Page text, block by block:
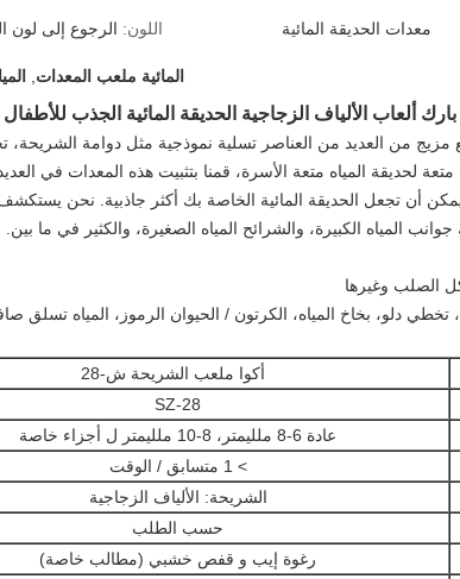
معدات الحديقة المائية اللون: الرجوع إلى لون
المائية ملعب المعدات
ألعاب الألياف الزجاجية الحديقة المائية الجذب للأطفال
مزيج من العديد من العناصر تسلية نموذجية مثل دوامة الشريحة،
لحديقة المياه متعة الأسرة، قمنا بتثبيت هذه المعدات في
أن تجعل الحديقة المائية الخاصة بك أكثر جاذبية. نحن
المياه الكبيرة، والشرائح المياه الصغيرة، والكثير في ما بين.
أكوا ملعب الشريحة ش-28
SZ-28
عادة 6-8 ملليمتر، 8-10 ملليمتر ل أجزاء خاصة
> 1 متسابق / الوقت
الشريحة: الألياف الزجاجية
حسب الطلب
رغوة إيب و قفص خشبي (مطالب خاصة)